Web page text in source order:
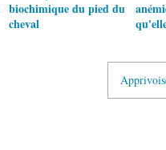
biochimique du pied du
cheval